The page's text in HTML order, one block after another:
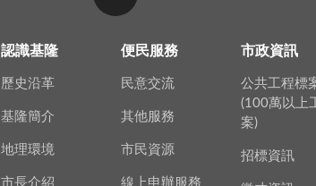
認識基隆
歷史沿革
基隆簡介
地理環境
市長介紹
便民服務
民意交流
其他服務
市民資源
線上申辦服務
市政資訊
公共工程標
(100萬以上
案)
招標資訊